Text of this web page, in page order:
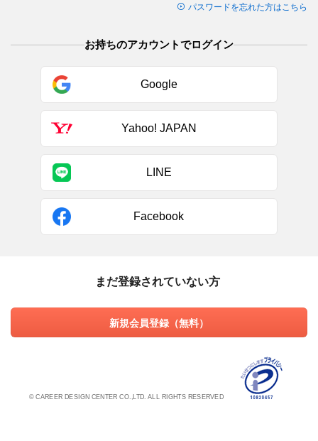
パスワードを忘れた方はこちら
お持ちのアカウントでログイン
Google
Yahoo! JAPAN
LINE
Facebook
まだ登録されていない方
新規会員登録（無料）
© CAREER DESIGN CENTER CO.,LTD. ALL RIGHTS RESERVED